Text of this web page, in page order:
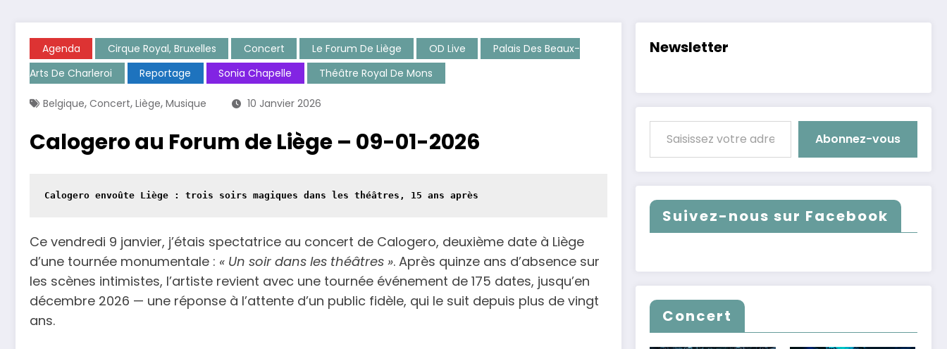
Agenda Cirque Royal, Bruxelles Concert Le Forum De Liège OD Live
Palais Des Beaux-
Arts De Charleroi
Reportage Sonia Chapelle Théâtre Royal De Mons
Belgique, Concert, Liège, Musique 10 Janvier 2026
Calogero au Forum de Liège – 09-01-2026
Calogero envoûte Liège : trois soirs magiques dans les théâtres, 15 ans après
Ce vendredi 9 janvier, j’étais spectatrice au concert de Calogero, deuxième date à Liège
d’une tournée monumentale : « Un soir dans les théâtres ». Après quinze ans d’absence sur
les scènes intimistes, l’artiste revient avec une tournée événement de 175 dates, jusqu’en
décembre 2026 — une réponse à l’attente d’un public fidèle, qui le suit depuis plus de vingt
ans.
Newsletter
Saisissez votre adresse e-mail…
Abonnez-vous
Suivez-nous sur Facebook
Concert